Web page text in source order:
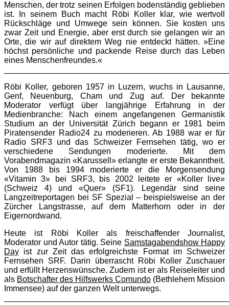
Menschen, der trotz seinen Erfolgen bodenständig geblieben
ist. In seinem Buch macht Röbi Koller klar, wie wertvoll
Rückschläge und Umwege sein können. Sie kosten uns
zwar Zeit und Energie, aber erst durch sie gelangen wir an
Orte, die wir auf direktem Weg nie entdeckt hätten. »Eine
höchst persönliche und packende Reise durch das Leben
eines Menschenfreundes.«
Röbi Koller, geboren 1957 in Luzern, wuchs in Lausanne,
Genf, Neuenburg, Cham und Zug auf. Der bekannte
Moderator verfügt über langjährige Erfahrung in der
Medienbranche: Nach einem angefangenen Germanistik
Studium an der Universität Zürich begann er 1981 beim
Piratensender Radio24 zu moderieren. Ab 1988 war er für
Radio SRF3 und das Schweizer Fernsehen tätig, wo er
verschiedene Sendungen moderierte. Mit dem
Vorabendmagazin «Karussell» erlangte er erste Bekanntheit.
Von 1988 bis 1994 moderierte er die Morgensendung
«Vitamin 3» bei SRF3, bis 2002 leitete er «Koller live»
(Schweiz 4) und «Quer» (SF1). Legendär sind seine
Langzeitreportagen bei SF Spezial – beispielsweise an der
Zürcher Langstrasse, auf dem Matterhorn oder in der
Eigernordwand.
Heute ist Röbi Koller als freischaffender Journalist,
Moderator und Autor tätig. Seine Samstagabendshow Happy
Day ist zur Zeit das erfolgreichste Format im Schweizer
Fernsehen SRF. Darin überrascht Röbi Koller Zuschauer
und erfüllt Herzenswünsche. Zudem ist er als Reiseleiter und
als Botschafter des Hilfswerks Comundo (Bethlehem Mission
Immensee) auf der ganzen Welt unterwegs.